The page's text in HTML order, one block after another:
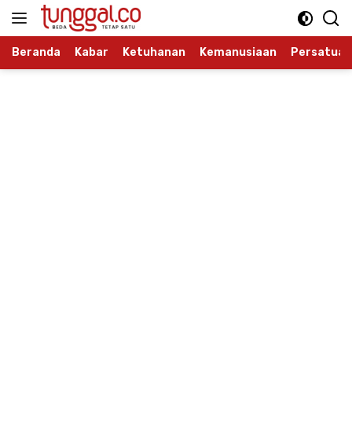
Langsung
Beranda Kabar Ketuhanan Kemanusiaan Persatuan